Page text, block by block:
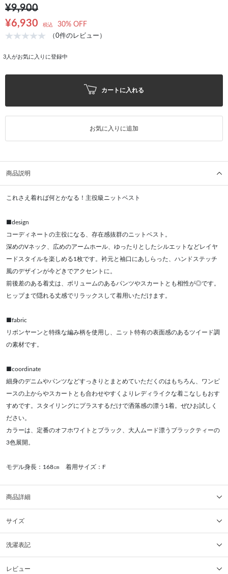
¥9,900
¥6,930
税込 30% OFF
（0件のレビュー）
3 人がお気に入りに登録中
カートに入れる
お気に入りに追加
商品説明
これさえ着れば何とかなる！主役級ニットベスト
■design
コーディネートの主役になる、存在感抜群のニットベスト。
深めのVネック、広めのアームホール、ゆったりとしたシルエットなどレイヤ
ードスタイルを楽しめる1枚です。衿元と袖口にあしらった、ハンドステッチ
風のデザインが今どきでアクセントに。
前後差のある着丈は、ボリュームのあるパンツやスカートとも相性が◎です。
ヒップまで隠れる丈感でリラックスして着用いただけます。
■fabric
リボンヤーンと特殊な編み柄を使用し、ニット特有の表面感のあるツイード調
の素材です。
■coordinate
細身のデニムやパンツなどすっきりとまとめていただくのはもちろん、ワンピ
ースの上からやスカートとも合わせやすくよりレディライクな着こなしもおす
すめです。スタイリングにプラスするだけで洒落感の漂う1着。ぜひお試しく
ださい。
カラーは、定番のオフホワイトとブラック、大人ムード漂うブラックティーの
3色展開。
モデル身長：168㎝ 着用サイズ：F
商品詳細
サイズ
洗濯表記
レビュー